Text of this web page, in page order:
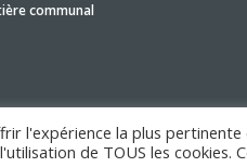
communal
l'expérience la plus
de TOUS les cookies.